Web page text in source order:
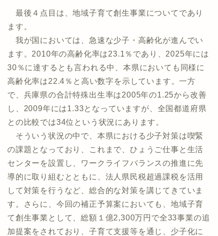
最後４点目は、地域子育て創生事業についてであり
ます。
我が国においては、急速な少子・高齢化が進んでい
ます。2010年の高齢化率は23.1％であり、2025年には
30％に達するとも言われる中、本県においても同様に
高齢化率は22.4％と高い数字を示しています。一方
で、兵庫県の合計特殊出生率は2005年の1.25から改善
し、2009年には1.33となっていますが、全国都道府県
との比較では34位という状況にあります。
そういう状況の中で、本県における少子対策は喫緊
の課題となっており、これまで、ひょうご仕事と生活
センターを設置し、ワークライフバランスの推進に先
導的に取り組むとともに、法人県民税超過課税を活用
して対策を行うなど、総合的な対策を講じてきていま
す。さらに、今回の補正予算案においても、地域子育
て創生事業として、総額１億2,300万円で全33事業の追
加提案をされており、子育て支援等を通じ、少子化に